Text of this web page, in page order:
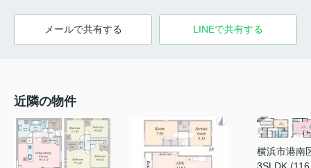
メールで共有する LINEで共有する
近隣の物件
横浜市港南